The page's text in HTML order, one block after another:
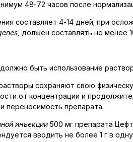
48-72 часов после
составляет 4-14 дней; при
, должен составлять не менее
быть использование
сохраняют свою
от концентрации и
переносимость препарата.
инъекции 500 мг препарата
вводить не более 1 г в